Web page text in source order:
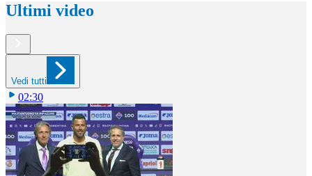
Ultimi video
Vedi tutti
02:30